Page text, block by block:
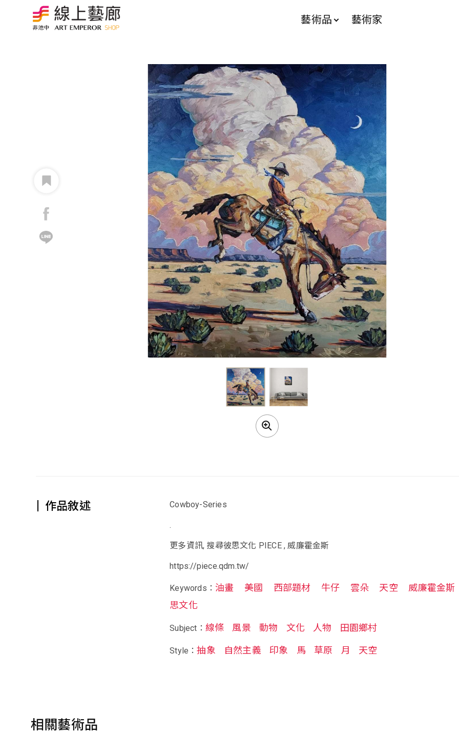
藝術品 藝術家
作品敘述 Cowboy-Series
.
更多資訊, 搜尋彼思文化 PIECE , 威廉霍金斯
https://piece.qdm.tw/
Keywords： 油畫 美國 西部題材 牛仔 雲朵 天空
威廉霍金斯
思文化
Subject： 線條 風景 動物 文化 人物 田園鄉村
Style：抽象 自然主義 印象 馬 草原 月 天空
相關藝術品